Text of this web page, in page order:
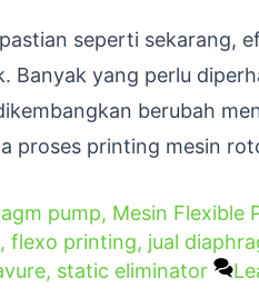
seperti sekarang,
Banyak yang perlu
berubah
proses printing mesin
pump, Mesin Flexible
, flexo printing, jual
, static eliminator